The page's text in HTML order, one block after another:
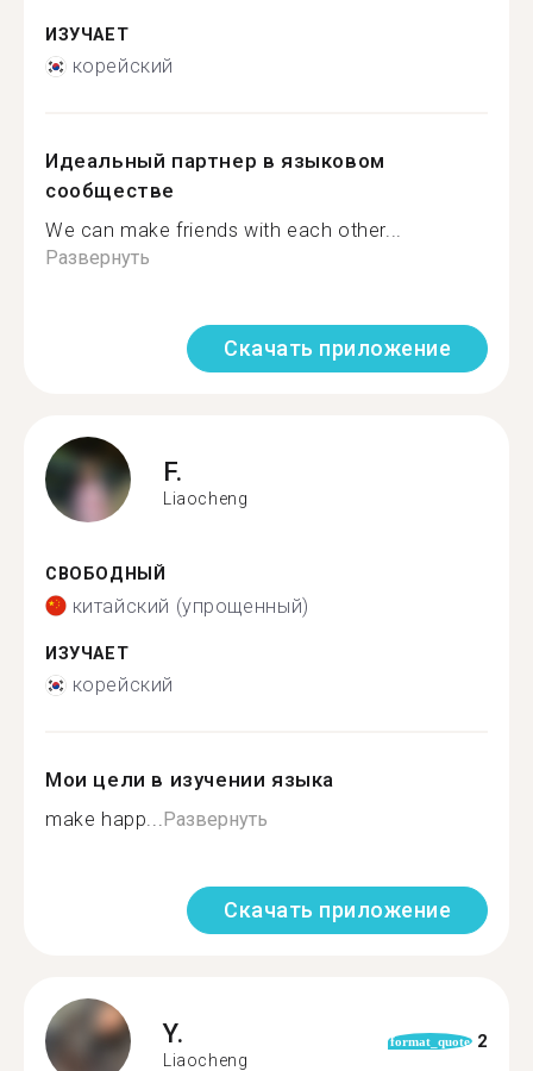
ИЗУЧАЕТ
корейский
Идеальный партнер в языковом
сообществе
We can make friends with each other...
Развернуть
Скачать приложение
F.
Liaocheng
СВОБОДНЫЙ
китайский (упрощенный)
ИЗУЧАЕТ
корейский
Мои цели в изучении языка
make happ...Развернуть
Скачать приложение
Y.
Liaocheng
format_quote 2